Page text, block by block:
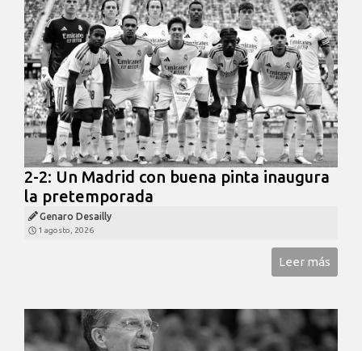
2-2: Un Madrid con buena pinta inaugura
la pretemporada
Genaro Desailly
1 agosto, 2026
Leer más